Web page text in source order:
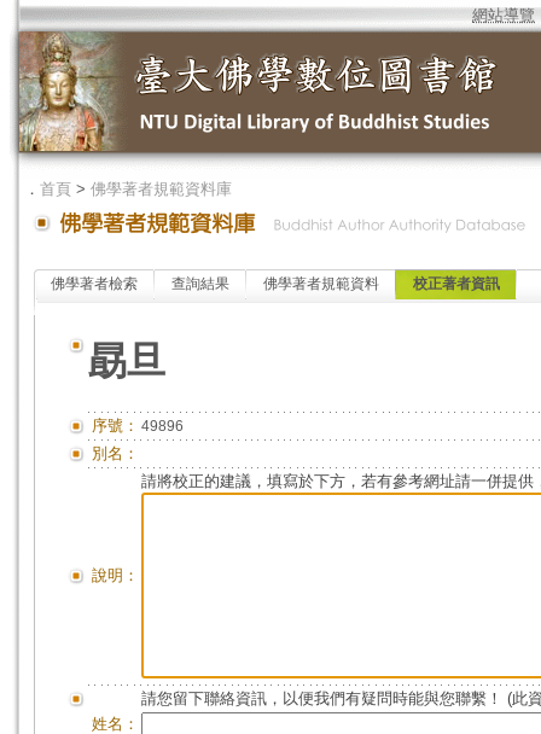
網站導覽
． 首頁 > 佛學著者規範資料庫
佛學著者檢索 查詢結果 佛學著者規範資料 校正著者資訊
勗旦
序號： 49896
別名：
說明：
請將校正的建議，填寫於下方，若有參考網址請一併提供
請您留下聯絡資訊，以便我們有疑問時能與您聯繫！ (此
姓名：